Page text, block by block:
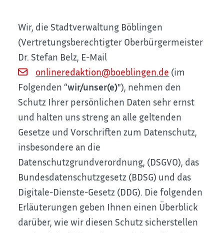
Wir, die Stadtverwaltung Böblingen
(Vertretungsberechtigter Oberbürgermeister
Dr. Stefan Belz, E-Mail
onlineredaktion@boeblingen.de (im
Folgenden “wir/unser(e)"), nehmen den
Schutz Ihrer persönlichen Daten sehr ernst
und halten uns streng an alle geltenden
Gesetze und Vorschriften zum Datenschutz,
insbesondere an die
Datenschutzgrundverordnung, (DSGVO), das
Bundesdatenschutzgesetz (BDSG) und das
Digitale-Dienste-Gesetz (DDG). Die folgenden
Erläuterungen geben Ihnen einen Überblick
darüber, wie wir diesen Schutz sicherstellen